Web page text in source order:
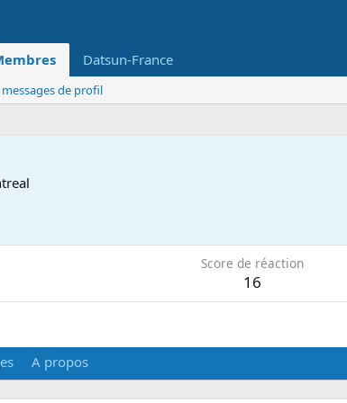
Datsun-France
de profil
Score de réaction
16
A propos